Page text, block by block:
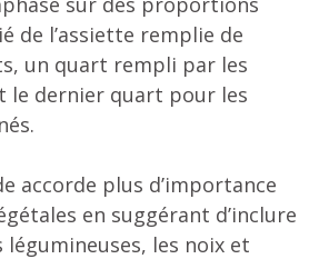
de l’assiette remplie de
un quart rempli par les
le dernier quart pour les
accorde plus d’importance
en suggérant d’inclure
légumineuses, les noix et